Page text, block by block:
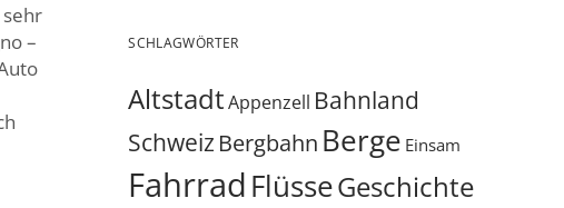
–
SCHLAGWÖRTER
AltstadtAppenzell Bahnland
Schweiz Bergbahn Berge Einsam
FahrradFlüsseGeschichte